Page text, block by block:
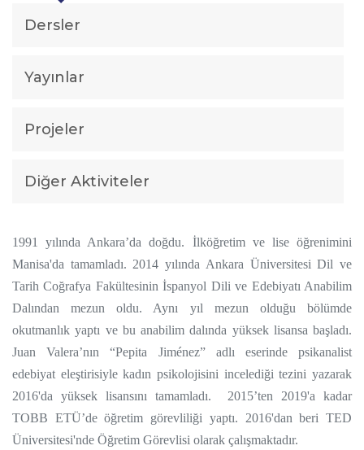
Dersler
Yayınlar
Projeler
Diğer Aktiviteler
1991 yılında Ankara’da doğdu. İlköğretim ve lise öğrenimini
Manisa'da tamamladı. 2014 yılında Ankara Üniversitesi Dil ve
Tarih Coğrafya Fakültesinin İspanyol Dili ve Edebiyatı Anabilim
Dalından mezun oldu. Aynı yıl mezun olduğu bölümde
okutmanlık yaptı ve bu anabilim dalında yüksek lisansa başladı.
Juan Valera’nın “Pepita Jiménez” adlı eserinde psikanalist
edebiyat eleştirisiyle kadın psikolojisini incelediği tezini yazarak
2016'da yüksek lisansını tamamladı. 2015’ten 2019'a kadar
TOBB ETÜ’de öğretim görevliliği yaptı. 2016'dan beri TED
Üniversitesi'nde Öğretim Görevlisi olarak çalışmaktadır.